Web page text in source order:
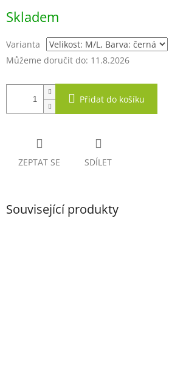
cena:
Skladem
Varianta
Můžeme doručit do: 11.8.2026
Přidat do košíku
ZEPTAT SE SDÍLET
Související produkty